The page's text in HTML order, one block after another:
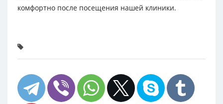
комфортно после посещения нашей клиники.